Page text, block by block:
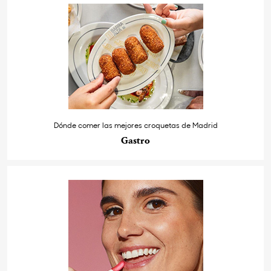
Dónde comer las mejores croquetas de Madrid
Gastro